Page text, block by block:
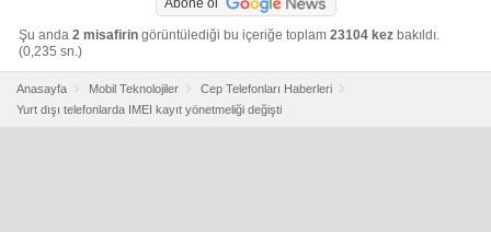
Şu anda 2 misafirin görüntülediği bu içeriğe toplam 23104 kez bakıldı.
(0,235 sn.)
Anasayfa Mobil Teknolojiler
Cep Telefonları Haberleri
Yurt dışı telefonlarda IMEI kayıt yönetmeliği değişti